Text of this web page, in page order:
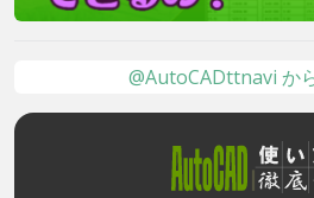
@AutoCADttnavi か